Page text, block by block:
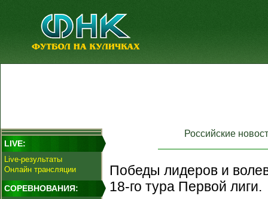
LIVE:
Live-результаты
Онлайн трансляции
СОРЕВНОВАНИЯ:
Российские
Победы лидеров и
18-го тура Первой лиги.